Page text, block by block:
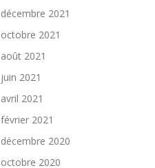
décembre 2021
octobre 2021
août 2021
juin 2021
avril 2021
février 2021
décembre 2020
octobre 2020